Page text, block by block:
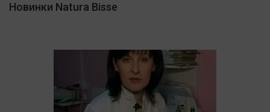
Новинки Natura Bisse